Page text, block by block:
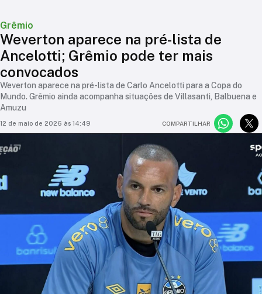
Grêmio
Weverton aparece na pré-lista de
Ancelotti; Grêmio pode ter mais
convocados
Weverton aparece na pré-lista de Carlo Ancelotti para a Copa do
Mundo. Grêmio ainda acompanha situações de Villasanti, Balbuena e
Amuzu
12 de maio de 2026 às 14:49 COMPARTILHAR